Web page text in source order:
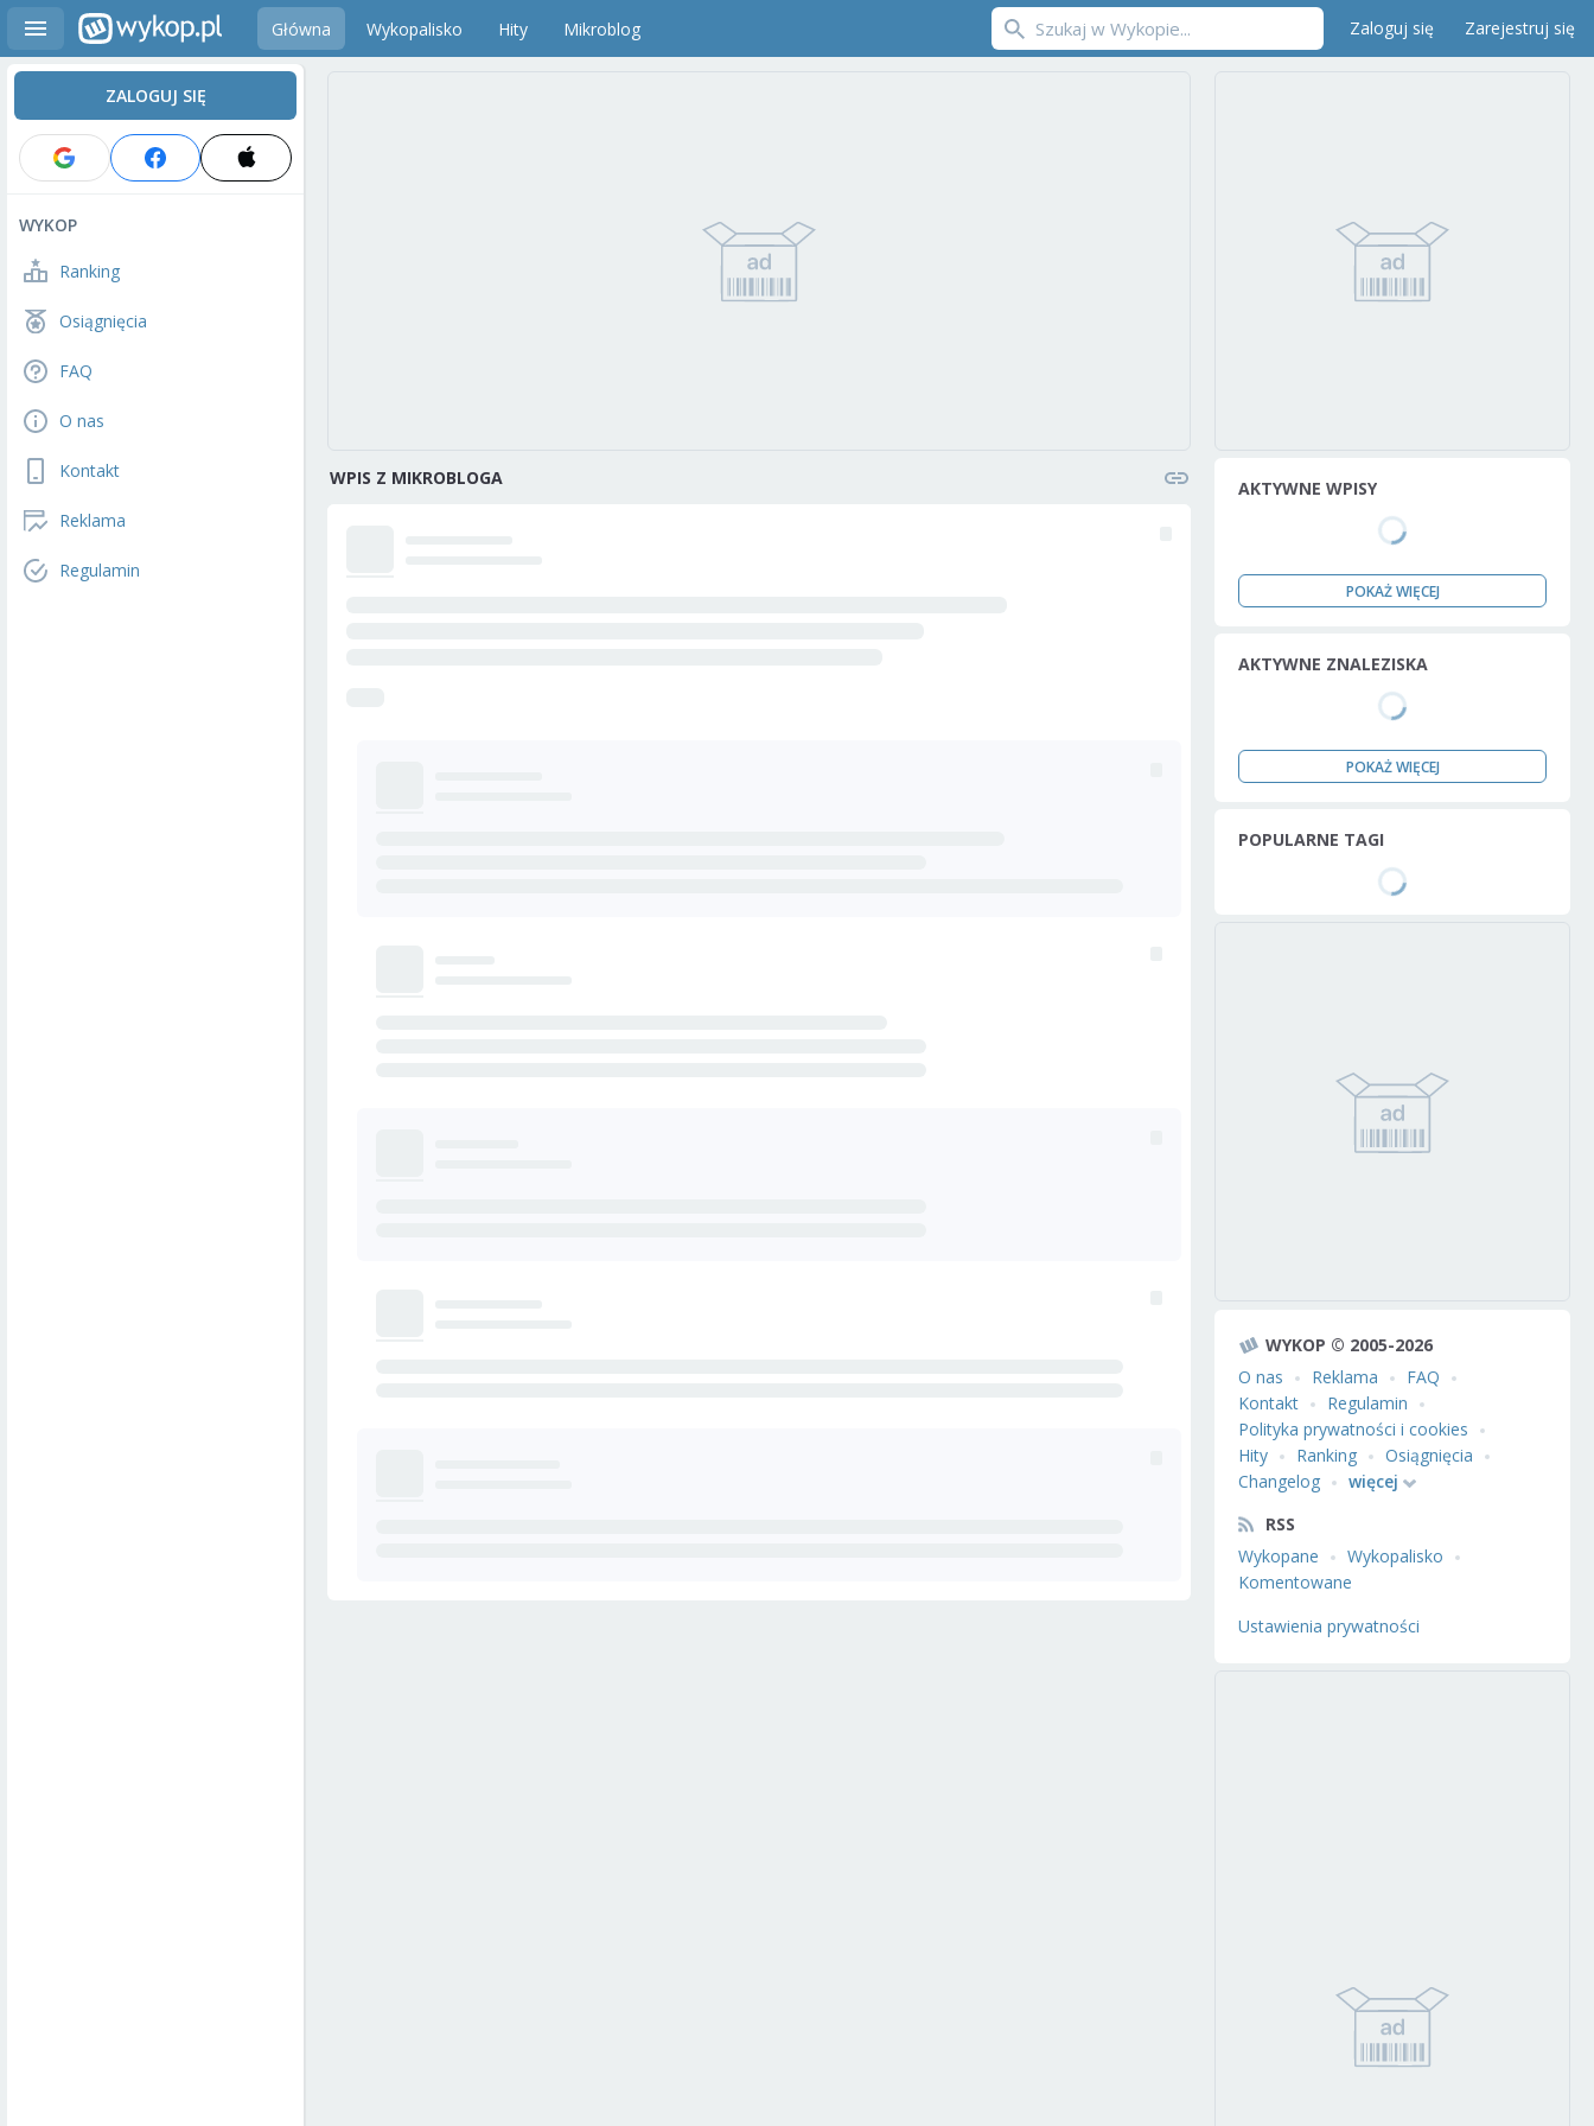
Główna Wykopalisko Hity Mikroblog Zaloguj się Zarejestruj się
ZALOGUJ SIĘ
WYKOP
Ranking
Osiągnięcia
FAQ
O nas
Kontakt
Reklama
Regulamin
WPIS Z MIKROBLOGA AKTYWNE WPISY
POKAŻ WIĘCEJ
AKTYWNE ZNALEZISKA
POKAŻ WIĘCEJ
POPULARNE TAGI
WYKOP © 2005-2026
O nas
Reklama
FAQ
Kontakt
Regulamin
Polityka prywatności i cookies
Hity
Ranking
Osiągnięcia
Changelog
więcej
RSS
Wykopane
Wykopalisko
Komentowane
Ustawienia prywatności